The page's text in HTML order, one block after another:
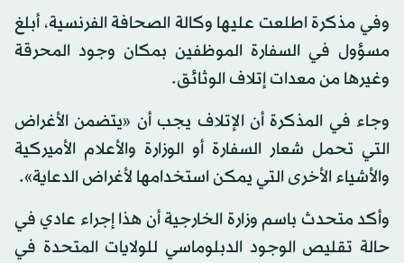
وفي مذكرة اطلعت عليها وكالة الصحافة الفرنسية، أبلغ
مسؤول في السفارة الموظفين بمكان وجود المحرقة
وغيرها من معدات إتلاف الوثائق.
وجاء في المذكرة أن الإتلاف يجب أن «يتضمن الأغراض
التي تحمل شعار السفارة أو الوزارة والأعلام الأميركية
والأشياء الأخرى التي يمكن استخدامها لأغراض الدعاية».
وأكد متحدث باسم وزارة الخارجية أن هذا إجراء عادي في
حالة تقليص الوجود الدبلوماسي للولايات المتحدة في